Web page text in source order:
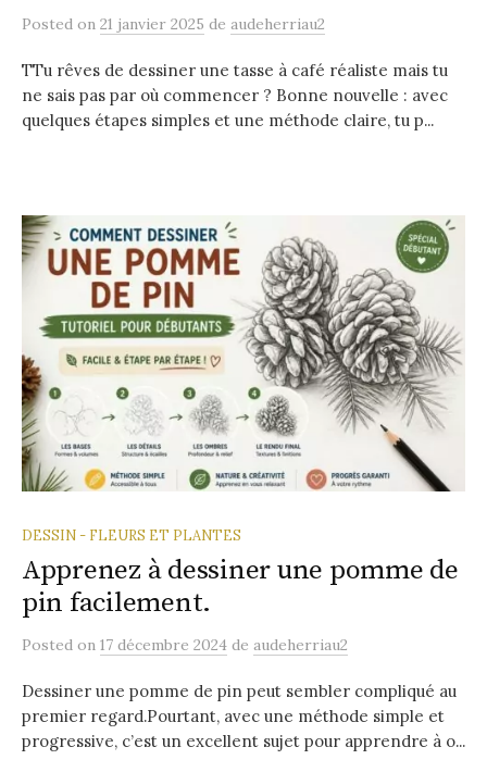
Posted on 21 janvier 2025 de audeherriau2
TTu rêves de dessiner une tasse à café réaliste mais tu
ne sais pas par où commencer ? Bonne nouvelle : avec
quelques étapes simples et une méthode claire, tu p...
DESSIN - FLEURS ET PLANTES
Apprenez à dessiner une pomme de
pin facilement.
Posted on 17 décembre 2024 de audeherriau2
Dessiner une pomme de pin peut sembler compliqué au
premier regard.Pourtant, avec une méthode simple et
progressive, c’est un excellent sujet pour apprendre à o...